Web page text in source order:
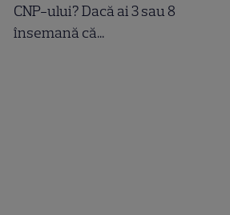
CNP-ului? Dacă ai 3 sau 8
însemană că...